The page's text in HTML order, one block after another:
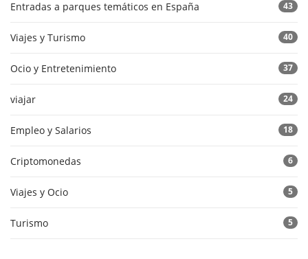
Entradas a parques temáticos en España 43
Viajes y Turismo 40
Ocio y Entretenimiento 37
viajar 24
Empleo y Salarios 18
Criptomonedas 6
Viajes y Ocio 5
Turismo 5